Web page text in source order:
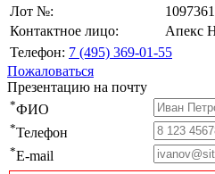
Лот №:
1097361
Контактное лицо:
Апекс
Телефон: 7 (495) 369-01-55
Пожаловаться
Презентацию на почту
*ФИО
*Телефон
*E-mail